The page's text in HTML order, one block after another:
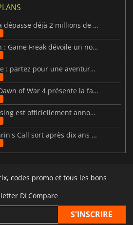
Resident Evil: Veronica dépasse déjà 2 millions de wishlists
Beast of Reincarnation : Game Freak dévoile un nouveau pari
Big Walk est disponible : partez pour une aventure entre amis
Warhammer 40 000 : Dawn of War 4 présente la faction des Nécrons
Le DLC Nioh 3 : Hell Rising est officiellement annoncé
Forsaken Realms : Vahrin's Call sort après dix ans de développement
codes promo et tous les bons
DLCompare